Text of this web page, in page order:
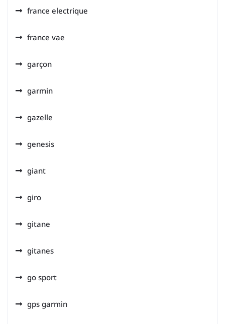
france electrique
france vae
garçon
garmin
gazelle
genesis
giant
giro
gitane
gitanes
go sport
gps garmin